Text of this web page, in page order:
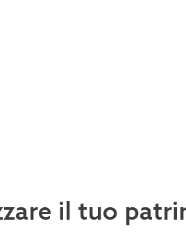
il tuo